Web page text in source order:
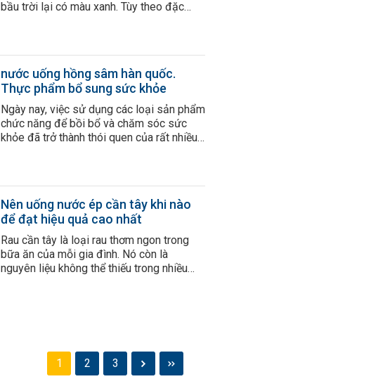
bầu trời lại có màu xanh. Tùy theo đặc
nước uống hồng sâm hàn quốc.
Thực phẩm bổ sung sức khỏe
Ngày nay, việc sử dụng các loại sản phẩm
chức năng để bồi bổ và chăm sóc sức
khỏe đã trở thành thói quen của rất nhiều
Nên uống nước ép cần tây khi nào
để đạt hiệu quả cao nhất
Rau cần tây là loại rau thơm ngon trong
bữa ăn của mỗi gia đình. Nó còn là
nguyên liệu không thể thiếu trong nhiều
1 2 3